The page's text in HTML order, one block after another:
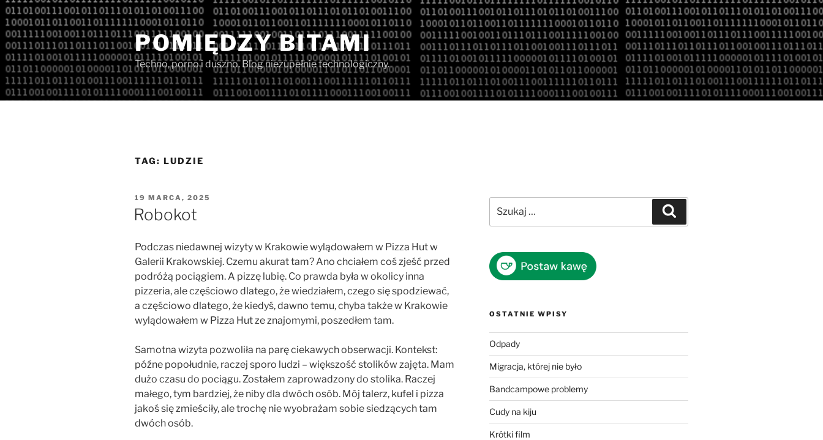
Przejdź
do
treści
POMIĘDZY BITAMI
Techno, porno i duszno. Blog niezupełnie technologiczny.
TAG: LUDZIE
OPUBLIKOWANE
W
19 MARCA, 2025
Robokot
Podczas niedawnej wizyty w Krakowie wylądowałem w Pizza Hut w
Galerii Krakowskiej. Czemu akurat tam? Ano chciałem coś zjeść przed
podróżą pociągiem. A pizzę lubię. Co prawda była w okolicy inna
pizzeria, ale częściowo dlatego, że wiedziałem, czego się spodziewać,
a częściowo dlatego, że kiedyś, dawno temu, chyba także w Krakowie
wylądowałem w Pizza Hut ze znajomymi, poszedłem tam.
Samotna wizyta pozwoliła na parę ciekawych obserwacji. Kontekst:
późne popołudnie, raczej sporo ludzi – większość stolików zajęta. Mam
dużo czasu do pociągu. Zostałem zaprowadzony do stolika. Raczej
małego, tym bardziej, że niby dla dwóch osób. Mój talerz, kufel i pizza
jakoś się zmieściły, ale trochę nie wyobrażam sobie siedzących tam
dwóch osób.
OSTATNIE WPISY
Odpady
Migracja, której nie było
Bandcampowe problemy
Cudy na kiju
Krótki film